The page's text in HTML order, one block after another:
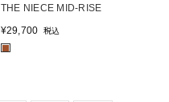
THE NIECE MID-RISE
¥29,700 税込
■